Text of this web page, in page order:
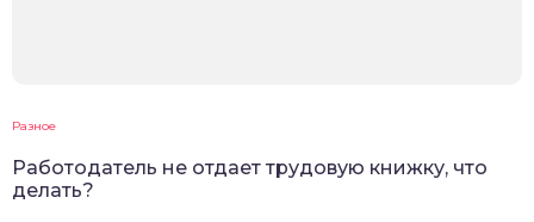
Разное
Работодатель не отдает трудовую книжку, что
делать?